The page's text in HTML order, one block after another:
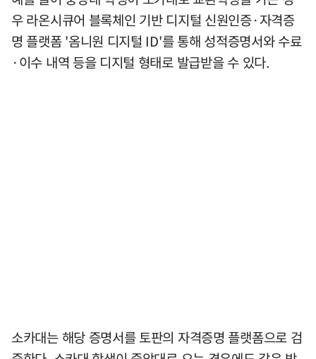
우 라온시큐어 블록체인 기반 디지털 신원인증·자격증
명 플랫폼 '옴니원 디지털 ID'를 통해 성적증명서와 수료
·이수 내역 등을 디지털 형태로 발급받을 수 있다.
소카대는 해당 증명서를 토판의 자격증명 플랫폼으로 검